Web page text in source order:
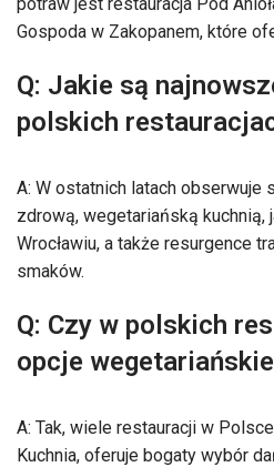
Gospoda w Zakopanem, które
Q: Jakie są
polskich
A: W ostatnich latach
zdrową, wegetariańską kuchnią,
Wrocławiu, a także resurgence
smaków.
Q: Czy w polskich
opcje
A: Tak, wiele restauracji w
Kuchnia, oferuje bogaty wybór